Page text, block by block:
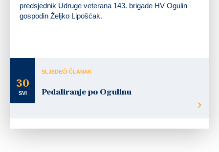
predsjednik Udruge veterana 143. brigade HV Ogulin
gospodin Željko Lipošćak.
30
SVI
SLJEDEĆI ČLANAK
Pedaliranje po Ogulinu